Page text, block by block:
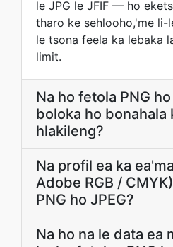
le JPG le JFIF — ho
tharo ke sehlooho,'me
le tsona feela ka lebaka
limit.
Na ho fetola PNG
boloka ho bonahala
hlakileng?
Na profil ea ka
Adobe RGB /
PNG ho JPEG?
Na ho na le data ea